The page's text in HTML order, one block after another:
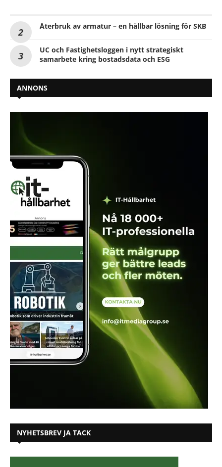
Återbruk av armatur – en hållbar lösning för SKB
UC och Fastighetsloggen i nytt strategiskt
samarbete kring bostadsdata och ESG
ANNONS
NYHETSBREV JA TACK